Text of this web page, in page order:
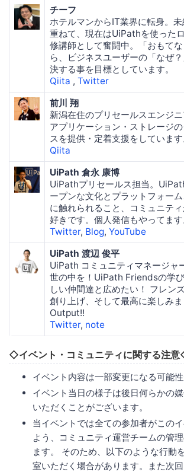
チーフ
ホテルマンからIT業界に転身。
重ねて、現在はUiPathを使った
修講師として奮闘中。「おもて
ら、ビジネスユーザーの「なぜ
決する事を目標としています。
Qiita , Twitter
前川 翔
新潟在住のプリセールスエンジ
アプリケーション・ストレージ
スを提供・定着支援をしています
Qiita
UiPath 倉永 康博
UiPathプリセールス担当。
ープンな文化とプラットフォー
に触れられること、コミュニテ
好きです。個人発信もやってます
Twitter, Blog, YouTube
UiPath 渡辺 俊平
UiPath コミュニティマネージャ
世の中を！UiPath Friendsの学
しい仲間達と広めたい！ フレン
創り上げ、そして最高に楽しみ
Output!!
Twitter, note
◇イベント・コミュニティに関する注
イベント内容は一部変更になる可能性
イベント当日の様子は後日何らかの
いただくことがございます。
当イベントでは全ての参加者がこの
よう、コミュニティ運営チームの管
ます。 そのため、以下のような行動
室いただく場合があります。また次